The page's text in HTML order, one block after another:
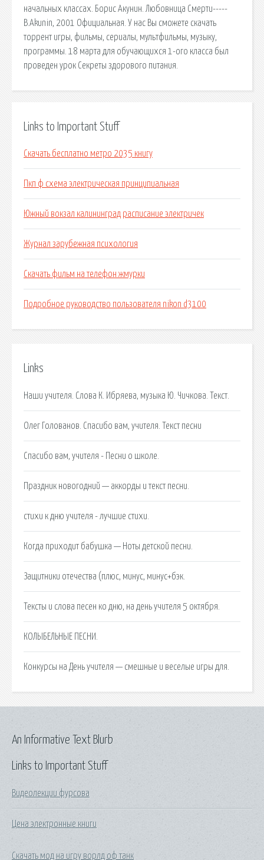
начальных классах. Борис Акунин. Любовница Смерти-----
B.Akunin, 2001 Официальная. У нас Вы сможете скачать
торрент игры, фильмы, сериалы, мультфильмы, музыку,
программы. 18 марта для обучающихся 1-ого класса был
проведен урок Секреты здорового питания.
Links to Important Stuff
Скачать бесплатно метро 2035 книгу
Пкп ф схема электрическая принципиальная
Южный вокзал калининград расписание электричек
Журнал зарубежная психология
Скачать фильм на телефон жмурки
Подробное руководство пользователя nikon d3100
Links
Наши учителя. Слова К. Ибряева, музыка Ю. Чичкова. Текст.
Олег Голованов. Спасибо вам, учителя. Текст песни
Спасибо вам, учителя - Песни о школе.
Праздник новогодний — аккорды и текст песни.
стихи к дню учителя - лучшие стихи.
Когда приходит бабушка — Ноты детской песни.
Защитники отечества (плюс, минус, минус+бэк.
Тексты и слова песен ко дню, на день учителя 5 октября.
КОЛЫБЕЛЬНЫЕ ПЕСНИ.
Конкурсы на День учителя — смешные и веселые игры для.
Links to Important Stuff
Видеолекции фурсова
Цена электронные книги
Скачать мод на игру ворлд оф танк
An Informative Text Blurb